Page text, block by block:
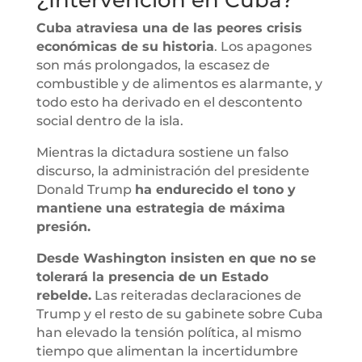
Cuba atraviesa una de las peores crisis
económicas de su historia. Los apagones
son más prolongados, la escasez de
combustible y de alimentos es alarmante, y
todo esto ha derivado en el descontento
social dentro de la isla.
Mientras la dictadura sostiene un falso
discurso, la administración del presidente
Donald Trump ha endurecido el tono y
mantiene una estrategia de máxima
presión.
Desde Washington insisten en que no se
tolerará la presencia de un Estado
rebelde.Las reiteradas declaraciones de
Trump y el resto de su gabinete sobre Cuba
han elevado la tensión política, al mismo
tiempo que alimentan la incertidumbre